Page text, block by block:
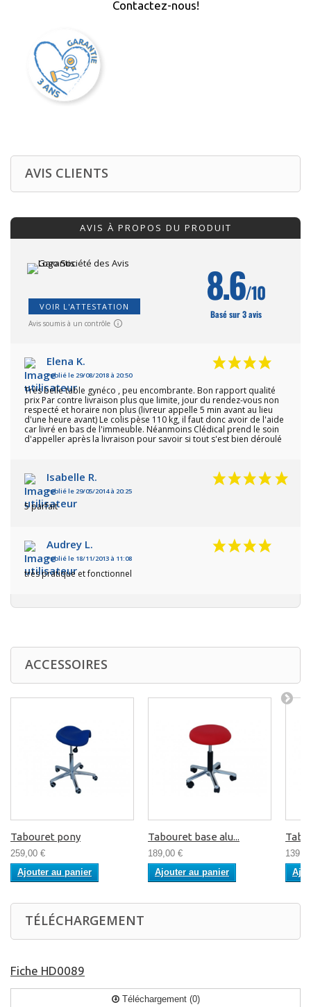
Contactez-nous!
AVIS CLIENTS
AVIS À PROPOS DU PRODUIT
VOIR L'ATTESTATION
Avis soumis à un contrôle
8.6/10
Basé sur 3 avis
Elena K.
Publié le 29/08/2018 à 20:50
Très belle table gynéco , peu encombrante. Bon rapport qualité
prix Par contre livraison plus que limite, jour du rendez-vous non
respecté et horaire non plus (livreur appelle 5 min avant au lieu
d'une heure avant) Le colis pèse 110 kg, il faut donc avoir de l'aide
car livré en bas de l'immeuble. Néanmoins Clédical prend le soin
d'appeller après la livraison pour savoir si tout s'est bien déroulé
Isabelle R.
Publié le 29/05/2014 à 20:25
5 parfait
Audrey L.
Publié le 18/11/2013 à 11:08
très pratique et fonctionnel
ACCESSOIRES
Tabouret pony
259,00 €
Ajouter au panier
Tabouret base alu...
189,00 €
Ajouter au panier
TÉLÉCHARGEMENT
Fiche HD0089
Téléchargement (0)